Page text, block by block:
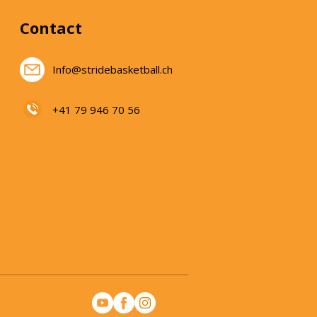
Contact
Info@stridebasketball.ch
+41 79 946 70 56